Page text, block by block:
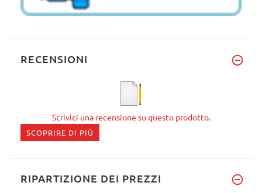
RECENSIONI
Scrivici una recensione su questo prodotto.
SCOPRIRE DI PIÙ
RIPARTIZIONE DEI PREZZI